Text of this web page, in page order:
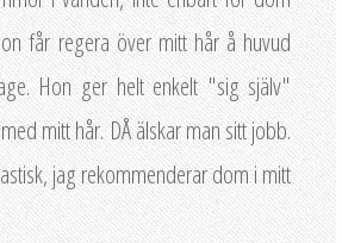
får regera över mitt hår å huvud
Hon ger helt enkelt "sig själv"
mitt hår. DÅ älskar man sitt jobb.
jag rekommenderar dom i mitt